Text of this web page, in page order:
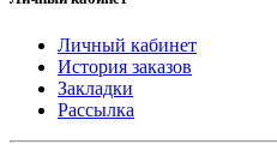
Личный кабинет
История заказов
Закладки
Рассылка